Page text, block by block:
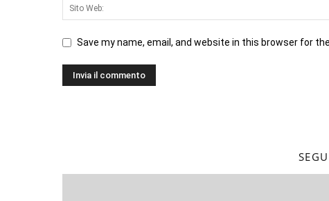
Save my name, email, and website in this browser for